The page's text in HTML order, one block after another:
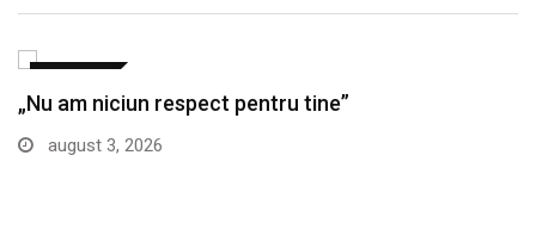
Ce aduce horoscopul zilei de astăzi 3 august…
august 2, 2026